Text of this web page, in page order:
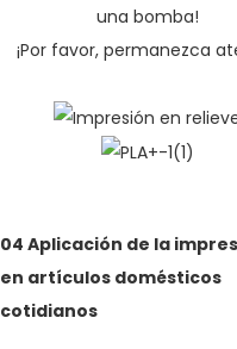
una bomba!
¡Por favor, permanezca
04 Aplicación de la
en artículos domésticos
cotidianos